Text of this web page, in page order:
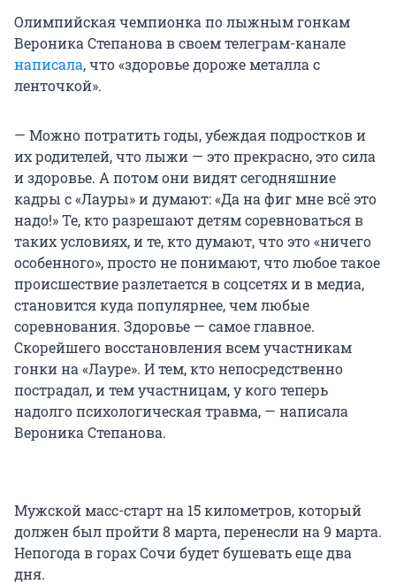
Олимпийская чемпионка по лыжным гонкам
Вероника Степанова в своем телеграм-канале
написала, что «здоровье дороже металла с
ленточкой».
— Можно потратить годы, убеждая подростков и
их родителей, что лыжи — это прекрасно, это сила
и здоровье. А потом они видят сегодняшние
кадры с «Лауры» и думают: «Да на фиг мне всё это
надо!» Те, кто разрешают детям соревноваться в
таких условиях, и те, кто думают, что это «ничего
особенного», просто не понимают, что любое такое
происшествие разлетается в соцсетях и в медиа,
становится куда популярнее, чем любые
соревнования. Здоровье — самое главное.
Скорейшего восстановления всем участникам
гонки на «Лауре». И тем, кто непосредственно
пострадал, и тем участницам, у кого теперь
надолго психологическая травма, — написала
Вероника Степанова.
Мужской масс-старт на 15 километров, который
должен был пройти 8 марта, перенесли на 9 марта.
Непогода в горах Сочи будет бушевать еще два
дня.